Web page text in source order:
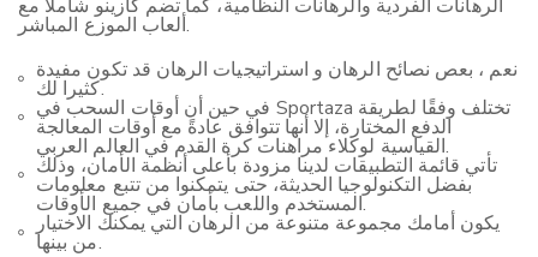
الرهانات الفردية والرهانات النظامية، كما تضم كازينو شاملاً مع
ألعاب الموزع المباشر.
نعم ، بعص نصائح الرهان و استراتيجيات الرهان قد تكون مفيدة
كثيرا لك.
في حين أن أوقات السحب في Sportaza تختلف وفقًا لطريقة
الدفع المختارة، إلا أنها تتوافق عادةً مع أوقات المعالجة
القياسية لوكلاء مراهنات كرة القدم في العالم العربي.
تأتي قائمة التطبيقات لدينا مزودة بأعلى أنظمة الأمان، وذلك
بفضل التكنولوجيا الحديثة، حتى يتمكنوا من تتبع معلومات
المستخدم واللعب بأمان في جميع الأوقات.
يكون أمامك مجموعة متنوعة من الرهان التي يمكنك الاختيار
من بينها.